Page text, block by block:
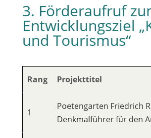
3. Förderaufruf
Entwicklungsziel
und Tourismus“
Rang Projekttitel
1
Poetengarten Friedrich
Denkmalführer für den